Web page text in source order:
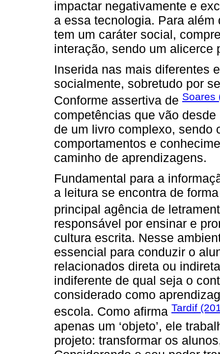
impactar negativamente e
a essa tecnologia. Para
tem um caráter social,
interação, sendo um alicerce
Inserida nas mais diferentes
socialmente, sobretudo por
Conforme assertiva de Soares
competências que vão
de um livro complexo, sendo
comportamentos e
caminho de aprendizagens.
Fundamental para a
a leitura se encontra de
principal agência de
responsável por ensinar e
cultura escrita. Nesse
essencial para conduzir o
relacionados direta ou
indiferente de qual seja o
considerado como
escola. Como afirma Tardif
apenas um ‘objeto’, ele
projeto: transformar os